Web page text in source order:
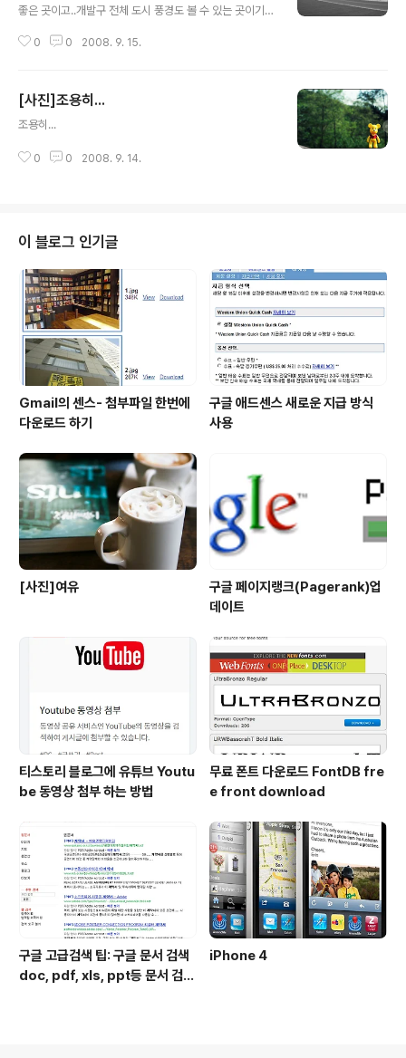
좋은 곳이고..개발구 전체 도시 풍경도 볼 수 있는 곳이기도
도 무지 기분 좋습니다.물론 올라 갈때는 고생하지만요...하
0 0 2008. 9. 15.
[사진]조용히...
조용히...
0 0 2008. 9. 14.
이 블로그 인기글
Gmail의 센스- 첨부파일 한번에
다운로드 하기
구글 애드센스 새로운 지급 방식
사용
[사진]여유
구글 페이지랭크(Pagerank)업
데이트
티스토리 블로그에 유튜브 Youtu
be 동영상 첨부 하는 방법
무료 폰트 다운로드 FontDB fre
e front download
구글 고급검색 팁: 구글 문서 검색
doc, pdf, xls, ppt등 문서 검색
iPhone 4